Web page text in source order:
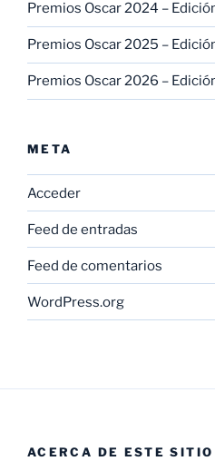
Premios Oscar 2024 –
Premios Oscar 2025 –
Premios Oscar 2026 –
META
Acceder
Feed de entradas
Feed de comentarios
WordPress.org
ACERCA DE ESTE SITIO